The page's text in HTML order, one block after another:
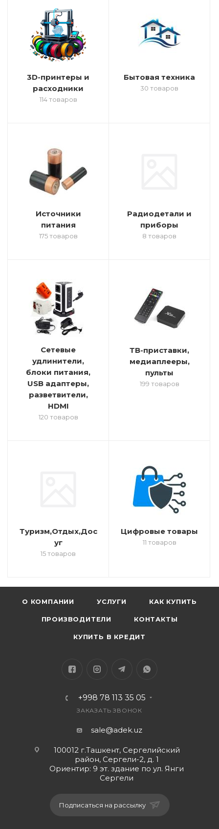
3D-принтеры и
расходники
114 товаров
Бытовая техника
30 товаров
Источники
питания
175 товаров
Радиодетали и
приборы
8 товаров
Сетевые
удлинители,
блоки питания,
USB адаптеры,
разветвители,
HDMI
120 товаров
ТВ-приставки,
медиаплееры,
пульты
199 товаров
Туризм,Отдых,Дос
уг
15 товаров
Цифровые товары
11 товаров
О КОМПАНИИ УСЛУГИ КАК КУПИТЬ
ПРОИЗВОДИТЕЛИ КОНТАКТЫ
КУПИТЬ В КРЕДИТ
+998 78 113 35 05
ЗАКАЗАТЬ ЗВОНОК
sale@adek.uz
100012 г.Ташкент, Сергелийский
район, Сергели-2, д. 1
Ориентир: 9 эт. здание по ул. Янги
Сергели
Подписаться на рассылку